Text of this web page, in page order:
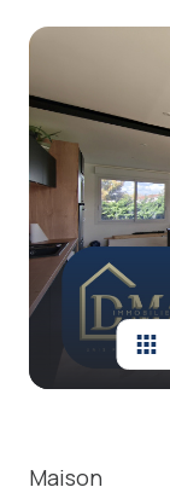
estimation
nos
prestations
contact
Maison